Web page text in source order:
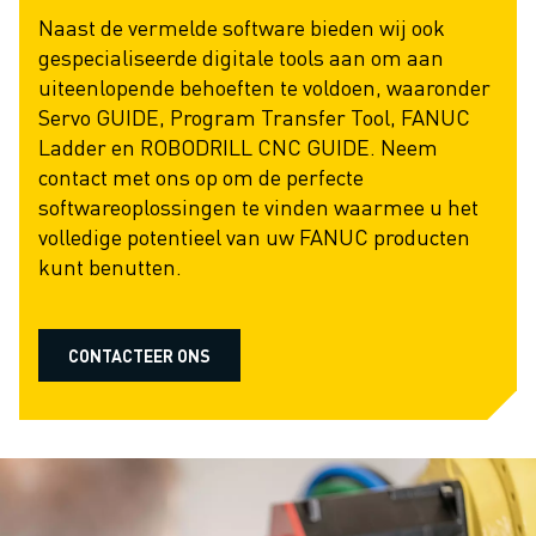
FANUC ACADEMY
OPLOSSINGEN VOOR INDUSTRIEËN
OPLOSSINGEN VOOR HET ONDERWIJS
WORLDSKILLS & JONG TALENT
NIEUWS & MEDIA
NIEUWS & MEDIA
EVENEMENTEN
OVER FANUC
FANUC IN EUROPA
Naast de vermelde software bieden wij ook
gespecialiseerde digitale tools aan om aan
uiteenlopende behoeften te voldoen, waaronder
Servo GUIDE, Program Transfer Tool, FANUC
Ladder en ROBODRILL CNC GUIDE. Neem
contact met ons op om de perfecte
softwareoplossingen te vinden waarmee u het
volledige potentieel van uw FANUC producten
kunt benutten.
CONTACTEER ONS